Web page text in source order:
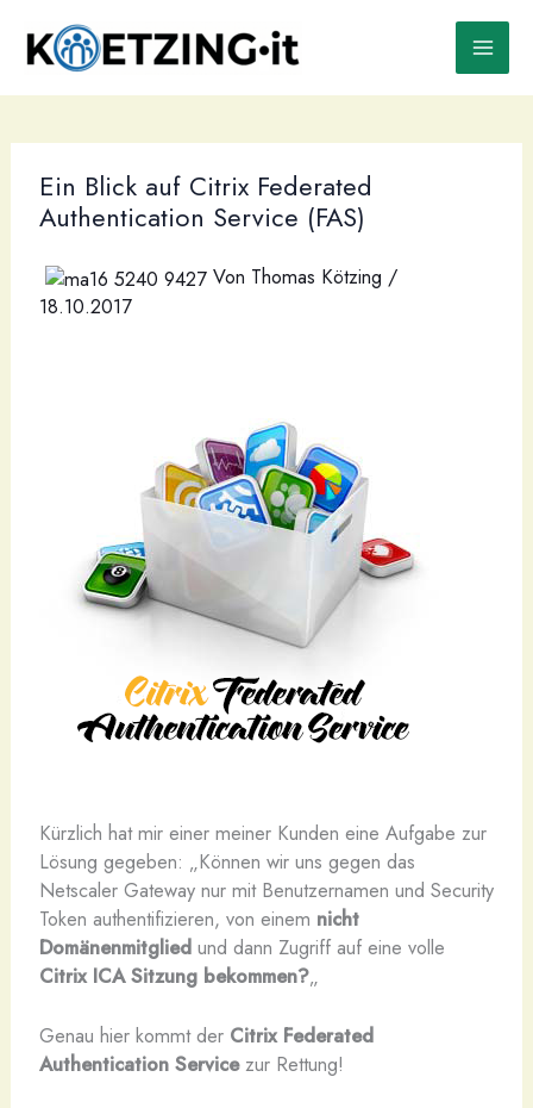
Inhalt
springen
Ein Blick auf Citrix Federated
Authentication Service (FAS)
Von Thomas Kötzing /
18.10.2017
Kürzlich hat mir einer meiner Kunden eine Aufgabe zur
Lösung gegeben: „Können wir uns gegen das
Netscaler Gateway nur mit Benutzernamen und Security
Token authentifizieren, von einem nicht
Domänenmitgliedund dann Zugriff auf eine volle
Citrix ICA Sitzung bekommen?„
Genau hier kommt der Citrix Federated
Authentication Service zur Rettung!